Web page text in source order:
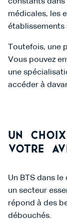
médicales, les
établissements
Toutefois, une
Vous pouvez
une
accéder à
Un
votre
Un BTS dans
un secteur
répond à des
débouchés.